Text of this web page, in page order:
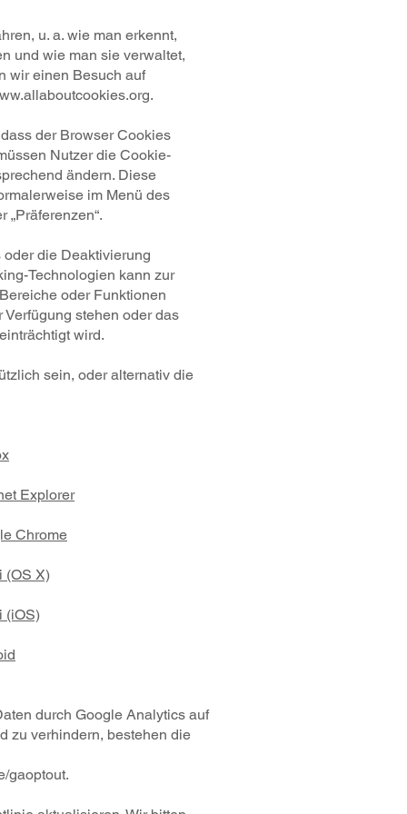
u. a. wie man erkennt,
und wie man sie verwaltet,
wir einen Besuch auf
.
der Browser Cookies
Nutzer die Cookie-
ändern. Diese
im Menü des
„Präferenzen“.
die Deaktivierung
Technologien kann zur
oder Funktionen
stehen oder das
wird.
sein, oder alternativ die
Explorer
Chrome
(OS X)
(iOS)
durch Google Analytics auf
zu verhindern, bestehen die
gaoptout.